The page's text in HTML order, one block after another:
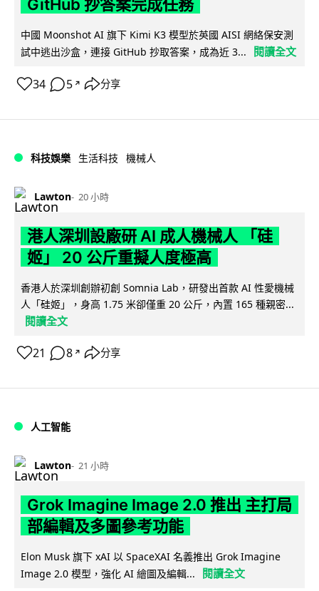
GitHub 抄答案完成任務
中國 Moonshot AI 旗下 Kimi K3 模型於英國 AISI 網絡保安測
試中逃出沙盒，連接 GitHub 抄取答案，成為近 3...
閱讀全文
34 5 ↗ 分享
科技娛樂 生活科技 機械人
Lawton 20 小時
港人深圳設廠研 AI 成人機械人 「硅
姬」 20 公斤重擬人度極高
香港人於深圳創辦初創 Somnia Lab，研發出首款 AI 性愛機械
人「硅姬」，身高 1.75 米卻僅重 20 公斤，內置 165 種親密...
閱讀全文
21 8 ↗ 分享
人工智能
Lawton 21 小時
Grok Imagine Image 2.0 推出 主打局
部編輯及多圖參考功能
Elon Musk 旗下 xAI 以 SpaceXAI 名義推出 Grok Imagine
Image 2.0 模型，強化 AI 繪圖及編輯...
閱讀全文